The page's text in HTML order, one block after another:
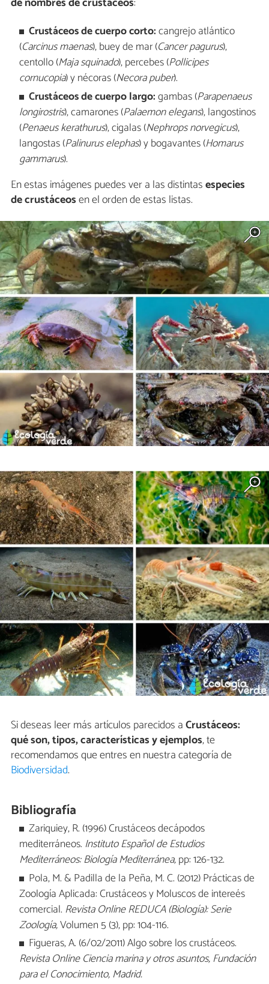
Crustáceos de cuerpo corto:cangrejo atlántico
(Carcinus maenas), buey de mar (Cancer pagurus),
centollo (Maja squinado), percebes (Pollicipes
cornucopia) y nécoras (Necora puber).
Crustáceos de cuerpo largo:gambas (Parapenaeus
longirostris), camarones (Palaemon elegans), langostinos
(Penaeus kerathurus), cigalas (Nephrops norvegicus),
langostas (Palinurus elephas) y bogavantes (Homarus
gammarus).
En estas imágenes puedes ver a las distintasespecies
de crustáceosen el orden de estas listas.
Si deseas leer más artículos parecidos aCrustáceos:
qué son, tipos, características y ejemplos, te
recomendamos que entres en nuestra categoría de
Biodiversidad.
Bibliografía
Zariquiey, R. (1996) Crustáceos decápodos
mediterráneos. Instituto Español de Estudios
Mediterráneos: Biología Mediterránea,pp: 126-132.
Pola, M. & Padilla de la Peña, M. C. (2012) Prácticas de
Zoología Aplicada: Crustáceos y Moluscos de intereés
comercial. Revista Online REDUCA (Biología): Serie
Zoología,Volumen 5 (3), pp: 104-116.
Figueras, A. (6/02/2011) Algo sobre los crustáceos.
Revista Online Ciencia marina y otros asuntos, Fundación
para el Conocimiento, Madrid.